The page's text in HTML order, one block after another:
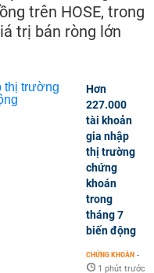
trên HOSE, trong
trị bán ròng lớn
Hơn
227.000
tài khoản
gia nhập
thị trường
chứng
khoán
trong
tháng 7
biến động
CHỨNG KHOÁN -
1 phút trước